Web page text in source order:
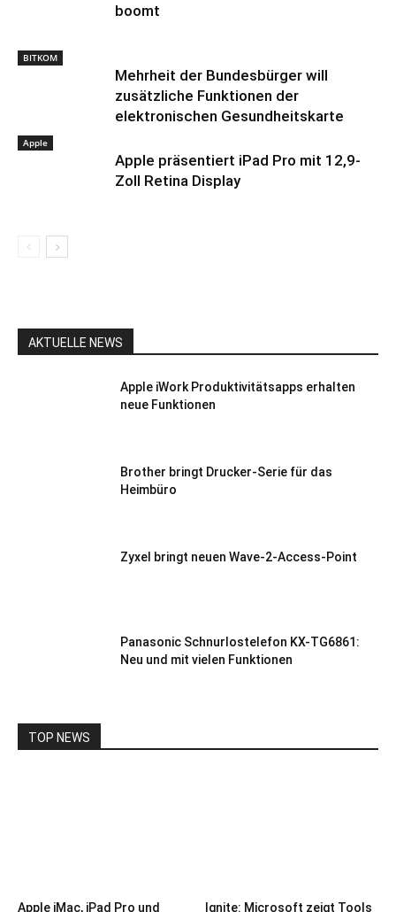
boomt
BITKOM
Mehrheit der Bundesbürger will
zusätzliche Funktionen der
elektronischen Gesundheitskarte
Apple
Apple präsentiert iPad Pro mit 12,9-
Zoll Retina Display
AKTUELLE NEWS
Apple iWork Produktivitätsapps erhalten
neue Funktionen
Brother bringt Drucker-Serie für das
Heimbüro
Zyxel bringt neuen Wave-2-Access-Point
Panasonic Schnurlostelefon KX-TG6861:
Neu und mit vielen Funktionen
TOP NEWS
Apple iMac, iPad Pro und Ignite: Microsoft zeigt Tools